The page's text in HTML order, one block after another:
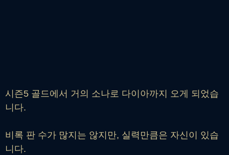
시즌5 골드에서 거의 소나로 다이아까지 오게 되었습
니다.
비록 판 수가 많지는 않지만, 실력만큼은 자신이 있습
니다.